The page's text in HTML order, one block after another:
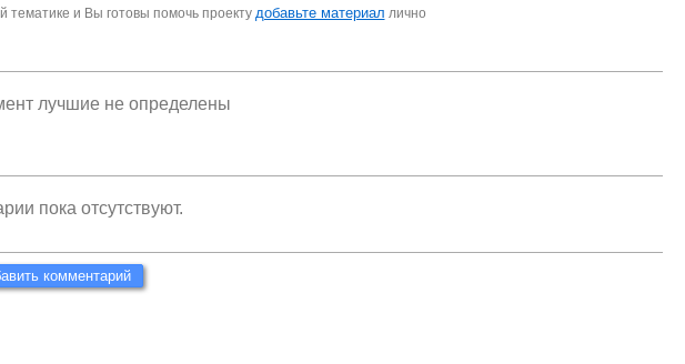
и Вы готовы помочь проекту добавьте материал лично
лучшие не определены
пока отсутствуют.
комментарий